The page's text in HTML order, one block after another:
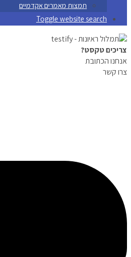
תמצות מאמרים אקדמיים
Toggle website search
צריכים טקסט?
אנחנו הכתובת
צרו קשר